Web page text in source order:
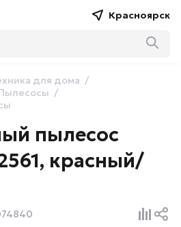
Красноярск
для дома
пылесос
красный/